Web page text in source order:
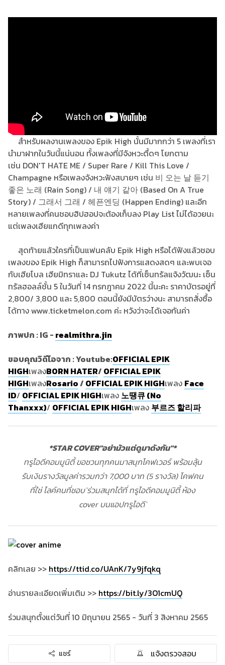
สำหรับผลงานเพลงของ Epik High นั้นมีมากกว่า 5 เพลงที่เรา
นำมาฝากในวันนี้แน่นอน ทั้งเพลงที่มีจังหวะตื้ดๆ โยกตาม
เช่น DON'T HATE ME / Super Rare / Kill This Love /
Champagne หรือเพลงจังหวะฟังสบายๆ เช่น 비 오는 날 듣기
좋은 노래 (Rain Song) / 내 얘기 같아 (Based On A True
Story) / 그래서 그래 / 헤픈엔딩 (Happen Ending) และอีก
หลายเพลงที่คนชอบฮิปฮอปจะต้องเก็บลง Play List ไม่ได้อวยนะ
แต่เพลงเฮียแกดีทุกเพลงค่า
สุดท้ายแล้วใครที่เป็นแฟนคลับ Epik High หรือได้ฟังแล้วชอบ
เพลงของ Epik High ก็สามารถไปฟังการแสดงสดๆ และพบเจอ
กับเฮียโบล เฮียมิทราและ DJ Tukutz ได้ที่เซ็นทรัลแจ้งวัฒนะ เซ็น
ทรัลฮอลล์ชั้น 5 ในวันที่ 14 กรกฎาคม 2022 นี้นะคะ ราคาบัตรอยู่ที่
2,800/ 3,800 และ 5,800 ตอนนี้ยังมีบัตรว่างนะ สามารถสั่งซื้อ
ได้ทาง www.ticketmelon.com ค่ะ หวังว่าจะได้เจอกันค่า
ภาพปก : IG - realmithra.jin
ขอบคุณวิดีโอจาก : Youtube:OFFICIAL EPIK
HIGHเพลงBORN HATER/ OFFICIAL EPIK
HIGHเพลงRosario/ OFFICIAL EPIK HIGHเพลง Face
ID/ OFFICIAL EPIK HIGHเพลง 노땡큐 (No
Thanxxx)/ OFFICIAL EPIK HIGHเพลง 부르즈 할리파
*STAR COVER"อย่ามัวแต่ดูมาดังกัน"*
ทรูไอดีคอมมูนิตี้ ขอชวนทุกคนมาสนุกโคฟเวอร์ พร้อมลุ้น
รับเงินรางวัลมูลค่ารวมกว่า 7,000 บาท (5 รางวัล) โคฟคน
ที่ใช่ ไลค์คนที่ชอบ`ร่วมสนุกได้ที่ ทรูไอดีคอมมูนิตี้ ห้อง
cover บนแอปทรูไอดี`
คลิกเลย >> https://ttid.co/UAnK/7y9jfqkq
อ่านรายละเอียดเพิ่มเติม >> https://bit.ly/3O1cmUQ
ร่วมสนุกตั้งแต่วันที่ 10 มิถุนายน 2565 - วันที่ 3 สิงหาคม 2565
แชร์ แจ้งตรวจสอบ